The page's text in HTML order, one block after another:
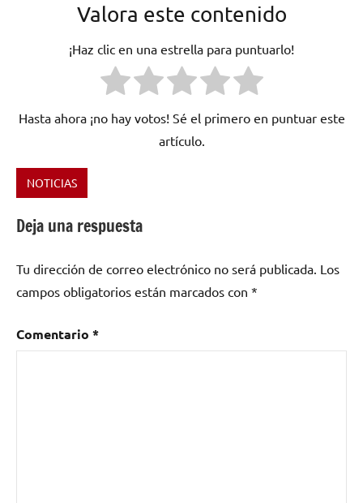
Valora este contenido
¡Haz clic en una estrella para puntuarlo!
Hasta ahora ¡no hay votos! Sé el primero en puntuar este
artículo.
Etiquetado
Linkin
NOTICIAS
Deja una respuesta
Tu dirección de correo electrónico no será publicada. Los
campos obligatorios están marcados con *
Comentario *